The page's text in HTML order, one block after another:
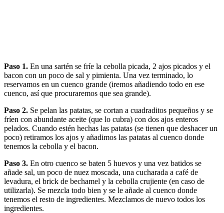
Paso 1. En una sartén se fríe la cebolla picada, 2 ajos picados y el
bacon con un poco de sal y pimienta. Una vez terminado, lo
reservamos en un cuenco grande (iremos añadiendo todo en ese
cuenco, así que procuraremos que sea grande).
Paso 2. Se pelan las patatas, se cortan a cuadraditos pequeños y se
fríen con abundante aceite (que lo cubra) con dos ajos enteros
pelados. Cuando estén hechas las patatas (se tienen que deshacer un
poco) retiramos los ajos y añadimos las patatas al cuenco donde
tenemos la cebolla y el bacon.
Paso 3. En otro cuenco se baten 5 huevos y una vez batidos se
añade sal, un poco de nuez moscada, una cucharada a café de
levadura, el brick de bechamel y la cebolla crujiente (en caso de
utilizarla). Se mezcla todo bien y se le añade al cuenco donde
tenemos el resto de ingredientes. Mezclamos de nuevo todos los
ingredientes.